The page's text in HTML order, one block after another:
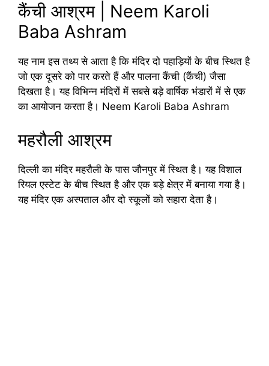
कैंची आश्रम | Neem Karoli
Baba Ashram
यह नाम इस तथ्य से आता है कि मंदिर दो पहाड़ियों के बीच स्थित है
जो एक दूसरे को पार करते हैं और पालना कैंची (कैंची) जैसा
दिखता है। यह विभिन्न मंदिरों में सबसे बड़े वार्षिक भंडारों में से एक
का आयोजन करता है। Neem Karoli Baba Ashram
महरौली आश्रम
दिल्ली का मंदिर महरौली के पास जौनपुर में स्थित है। यह विशाल
रियल एस्टेट के बीच स्थित है और एक बड़े क्षेत्र में बनाया गया है।
यह मंदिर एक अस्पताल और दो स्कूलों को सहारा देता है।